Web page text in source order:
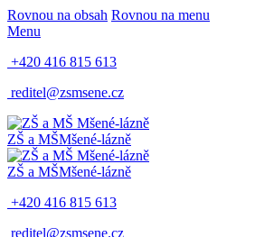
Rovnou na obsah Rovnou na menu
Menu
+420 416 815 613
reditel@zsmsene.cz
ZŠ a MŠMšené-lázně
ZŠ a MŠMšené-lázně
+420 416 815 613
reditel@zsmsene.cz